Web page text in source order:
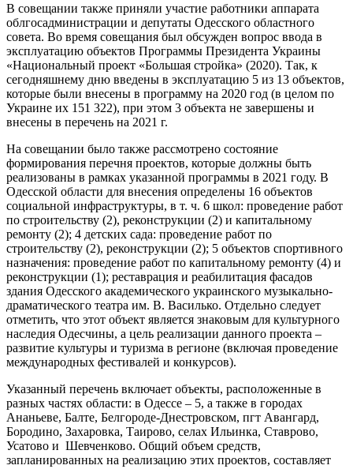
В совещании также приняли участие работники аппарата
облгосадминистрации и депутаты Одесского областного
совета. Во время совещания был обсужден вопрос ввода в
эксплуатацию объектов Программы Президента Украины
«Национальный проект «Большая стройка» (2020). Так, к
сегодняшнему дню введены в эксплуатацию 5 из 13 объектов,
которые были внесены в программу на 2020 год (в целом по
Украине их 151 322), при этом 3 объекта не завершены и
внесены в перечень на 2021 г.
На совещании было также рассмотрено состояние
формирования перечня проектов, которые должны быть
реализованы в рамках указанной программы в 2021 году. В
Одесской области для внесения определены 16 объектов
социальной инфраструктуры, в т. ч. 6 школ: проведение работ
по строительству (2), реконструкции (2) и капитальному
ремонту (2); 4 детских сада: проведение работ по
строительству (2), реконструкции (2); 5 объектов спортивного
назначения: проведение работ по капитальному ремонту (4) и
реконструкции (1); реставрация и реабилитация фасадов
здания Одесского академического украинского музыкально-
драматического театра им. В. Василько. Отдельно следует
отметить, что этот объект является знаковым для культурного
наследия Одесчины, а цель реализации данного проекта –
развитие культуры и туризма в регионе (включая проведение
международных фестивалей и конкурсов).
Указанный перечень включает объекты, расположенные в
разных частях области: в Одессе – 5, а также в городах
Ананьеве, Балте, Белгороде-Днестровском, пгт Авангард,
Бородино, Захаровка, Таирово, селах Ильинка, Ставрово,
Усатово и Шевченково. Общий объем средств,
запланированных на реализацию этих проектов, составляет